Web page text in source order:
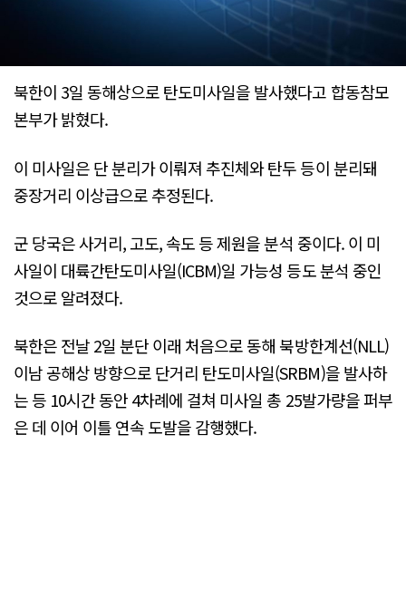
북한이 3일 동해상으로 탄도미사일을 발사했다고 합동참모
본부가 밝혔다.
이 미사일은 단 분리가 이뤄져 추진체와 탄두 등이 분리돼
중장거리 이상급으로 추정된다.
군 당국은 사거리, 고도, 속도 등 제원을 분석 중이다. 이 미
사일이 대륙간탄도미사일(ICBM)일 가능성 등도 분석 중인
것으로 알려졌다.
북한은 전날 2일 분단 이래 처음으로 동해 북방한계선(NLL)
이남 공해상 방향으로 단거리 탄도미사일(SRBM)을 발사하
는 등 10시간 동안 4차례에 걸쳐 미사일 총 25발가량을 퍼부
은 데 이어 이틀 연속 도발을 감행했다.